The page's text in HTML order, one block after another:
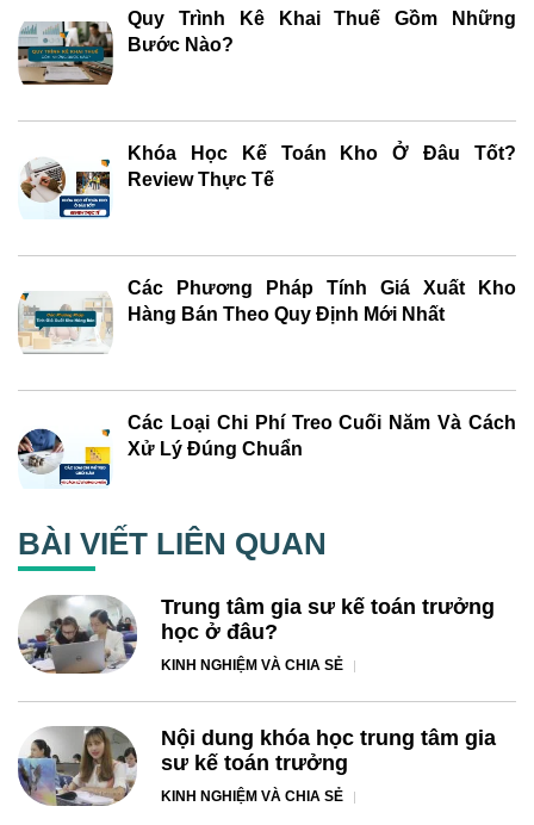
Quy Trình Kê Khai Thuế Gồm Những
Bước Nào?
Khóa Học Kế Toán Kho Ở Đâu Tốt?
Review Thực Tế
Các Phương Pháp Tính Giá Xuất Kho
Hàng Bán Theo Quy Định Mới Nhất
Các Loại Chi Phí Treo Cuối Năm Và Cách
Xử Lý Đúng Chuẩn
BÀI VIẾT LIÊN QUAN
Trung tâm gia sư kế toán trưởng
học ở đâu?
KINH NGHIỆM VÀ CHIA SẺ
Nội dung khóa học trung tâm gia
sư kế toán trưởng
KINH NGHIỆM VÀ CHIA SẺ